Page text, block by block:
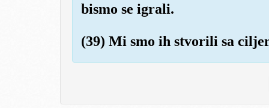
bismo se igrali.
(39) Mi smo ih stvorili sa